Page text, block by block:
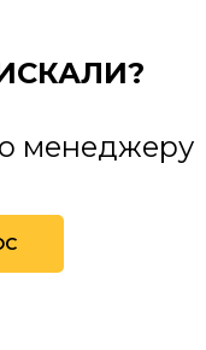
менеджеру